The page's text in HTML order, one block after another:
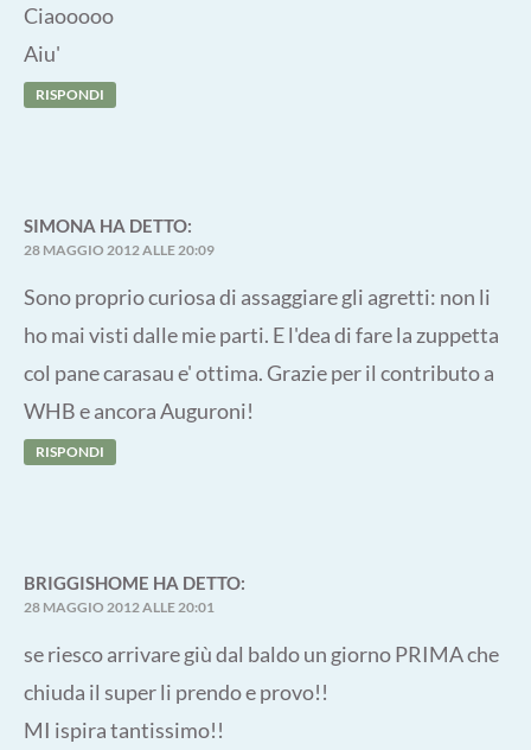
Ciaooooo
Aiu'
RISPONDI
SIMONA HA DETTO:
28 MAGGIO 2012 ALLE 20:09
Sono proprio curiosa di assaggiare gli agretti: non li
ho mai visti dalle mie parti. E l'dea di fare la zuppetta
col pane carasau e' ottima. Grazie per il contributo a
WHB e ancora Auguroni!
RISPONDI
BRIGGISHOME HA DETTO:
28 MAGGIO 2012 ALLE 20:01
se riesco arrivare giù dal baldo un giorno PRIMA che
chiuda il super li prendo e provo!!
MI ispira tantissimo!!